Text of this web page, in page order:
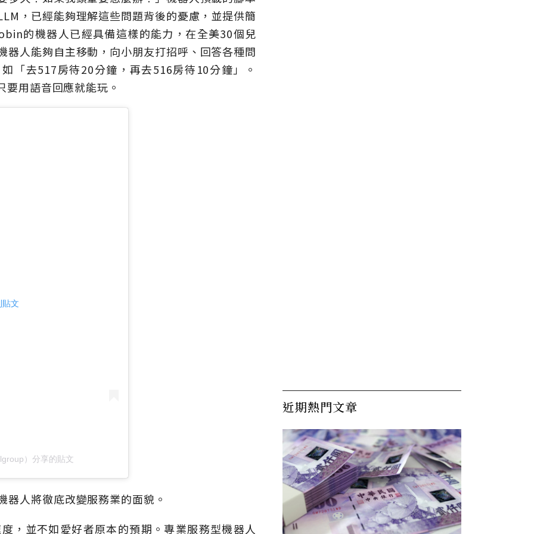
，已經能夠理解這些問題背後的憂慮，並提供簡
的機器人已經具備這樣的能力，在全美30個兒
器人能夠自主移動，向小朋友打招呼、回答各種問
「去517房待20分鐘，再去516房待10分鐘」。
用語音回應就能玩。
文
）分享的貼文
人將徹底改變服務業的面貌。
，並不如愛好者原本的預期。專業服務型機器人
近期熱門文章